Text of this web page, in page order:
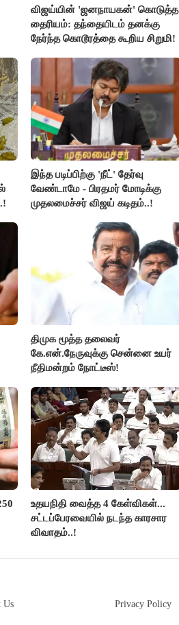
விஜய்யின் 'ஜனநாயகன்' கொடுத்த
தைரியம்: தந்தையிடம் தனக்கு
நேர்ந்த கொடூரத்தை கூறிய சிறுமி!
இந்த படிப்பிற்கு 'நீட்' தேர்வு
வேண்டாமே - பிரதமர் மோடிக்கு
முதலமைச்சர் விஜய் கடிதம்..!
திமுக மூத்த தலைவர்
கே.என்.நேருவுக்கு சென்னை உயர்
நீதிமன்றம் நோட்டீஸ்!
உதயநிதி வைத்த 4 கேள்விகள்...
சட்டப்பேரவையில் நடந்த காரசார
விவாதம்..!
Us Privacy Policy